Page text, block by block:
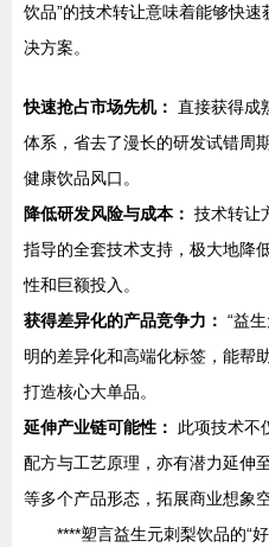
饮品”的技术转让意味着能够快
决方案。
快速抢占市场先机： 直接获得成
体系，省去了漫长的研发试错周
健康饮品风口。
降低研发风险与成本： 技术转让
指导的全套技术支持，极大地降
性和巨额投入。
获得差异化的产品竞争力： “益
明的差异化和高端化标签，能帮
打造核心大单品。
延伸产业链可能性：
此项技术不
配方与工艺原理，亦有潜力延伸
等多个产品形态，拓展商业想象空
****塑言益生元刺梨饮品的“